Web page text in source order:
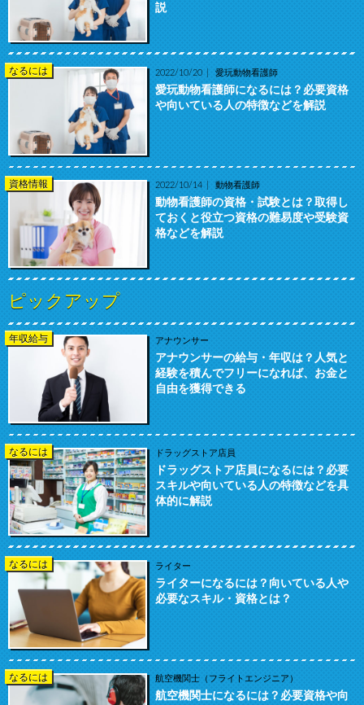
説
なるには 2022/10/20 愛玩動物看護師
愛玩動物看護師になるには？必要資格
や向いている人の特徴などを解説
資格情報 2022/10/14 動物看護師
動物看護師の資格・試験とは？取得し
ておくと役立つ資格の難易度や受験資
格などを解説
ピックアップ
年収給与 アナウンサー
アナウンサーの給与・年収は？人気と
経験を積んでフリーになれば、お金と
自由を獲得できる
なるには ドラッグストア店員
ドラッグストア店員になるには？必要
スキルや向いている人の特徴などを具
体的に解説
なるには ライター
ライターになるには？向いている人や
必要なスキル・資格とは？
なるには 航空機関士（フライトエンジニア）
航空機関士になるには？必要資格や向